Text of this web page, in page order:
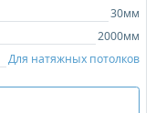
30мм
2000мм
Для натяжных потолков